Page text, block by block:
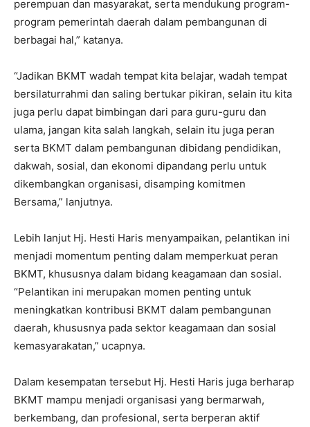
perempuan dan masyarakat, serta mendukung program-
program pemerintah daerah dalam pembangunan di
berbagai hal,” katanya.
“Jadikan BKMT wadah tempat kita belajar, wadah tempat
bersilaturrahmi dan saling bertukar pikiran, selain itu kita
juga perlu dapat bimbingan dari para guru-guru dan
ulama, jangan kita salah langkah, selain itu juga peran
serta BKMT dalam pembangunan dibidang pendidikan,
dakwah, sosial, dan ekonomi dipandang perlu untuk
dikembangkan organisasi, disamping komitmen
Bersama,” lanjutnya.
Lebih lanjut Hj. Hesti Haris menyampaikan, pelantikan ini
menjadi momentum penting dalam memperkuat peran
BKMT, khususnya dalam bidang keagamaan dan sosial.
“Pelantikan ini merupakan momen penting untuk
meningkatkan kontribusi BKMT dalam pembangunan
daerah, khususnya pada sektor keagamaan dan sosial
kemasyarakatan,” ucapnya.
Dalam kesempatan tersebut Hj. Hesti Haris juga berharap
BKMT mampu menjadi organisasi yang bermarwah,
berkembang, dan profesional, serta berperan aktif